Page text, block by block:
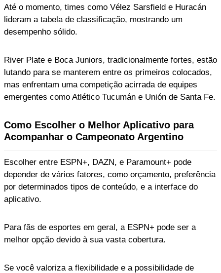
Até o momento, times como Vélez Sarsfield e Huracán
lideram a tabela de classificação, mostrando um
desempenho sólido.
River Plate e Boca Juniors, tradicionalmente fortes, estão
lutando para se manterem entre os primeiros colocados,
mas enfrentam uma competição acirrada de equipes
emergentes como Atlético Tucumán e Unión de Santa Fe.
Como Escolher o Melhor Aplicativo para
Acompanhar o Campeonato Argentino
Escolher entre ESPN+, DAZN, e Paramount+ pode
depender de vários fatores, como orçamento, preferência
por determinados tipos de conteúdo, e a interface do
aplicativo.
Para fãs de esportes em geral, a ESPN+ pode ser a
melhor opção devido à sua vasta cobertura.
Se você valoriza a flexibilidade e a possibilidade de